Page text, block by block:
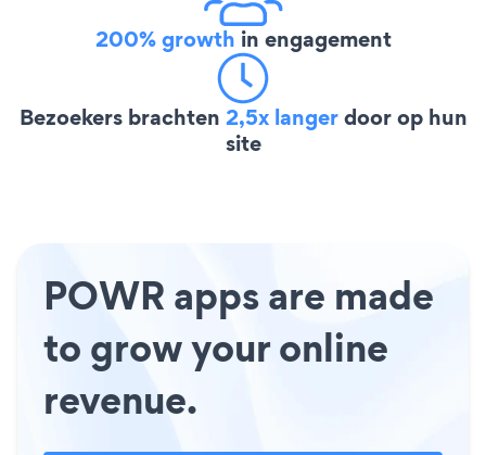
200% growth in engagement
Bezoekers brachten 2,5x langerdoor op hun
site
POWR apps are made
to grow your online
revenue.